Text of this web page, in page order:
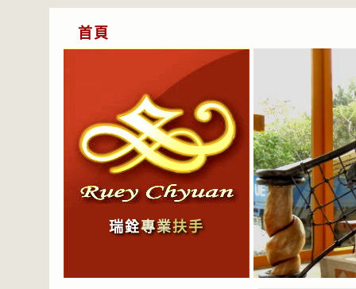
首頁
瑞銓專業扶手